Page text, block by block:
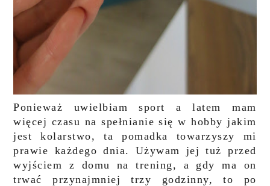
Ponieważ uwielbiam sport a latem mam
więcej czasu na spełnianie się w hobby jakim
jest kolarstwo, ta pomadka towarzyszy mi
prawie każdego dnia. Używam jej tuż przed
wyjściem z domu na trening, a gdy ma on
trwać przynajmniej trzy godzinny, to po